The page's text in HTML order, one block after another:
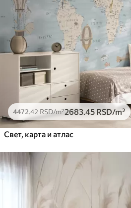
4472.42RSD/m²2683 .45 RSD/m²
Свет, карта и атлас